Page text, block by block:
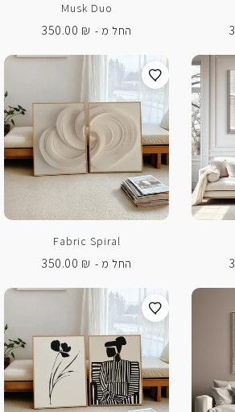
Musk Duo
החל מ -
350.00 ₪
Fabric Spiral
החל מ -
350.00 ₪